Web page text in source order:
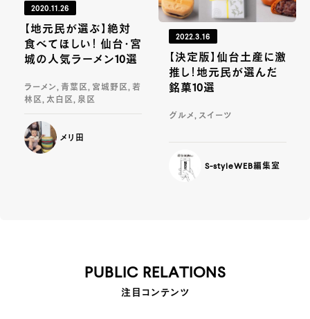
2020.11.26
【地元民が選ぶ】絶対
食べてほしい！ 仙台・宮
城の人気ラーメン10選
ラーメン, 青葉区, 宮城野区, 若
林区, 太白区, 泉区
メリ田
2022.3.16
【決定版】仙台土産に激
推し！地元民が選んだ
銘菓10選
グルメ, スイーツ
S-styleWEB編集室
PUBLIC RELATIONS
注目コンテンツ